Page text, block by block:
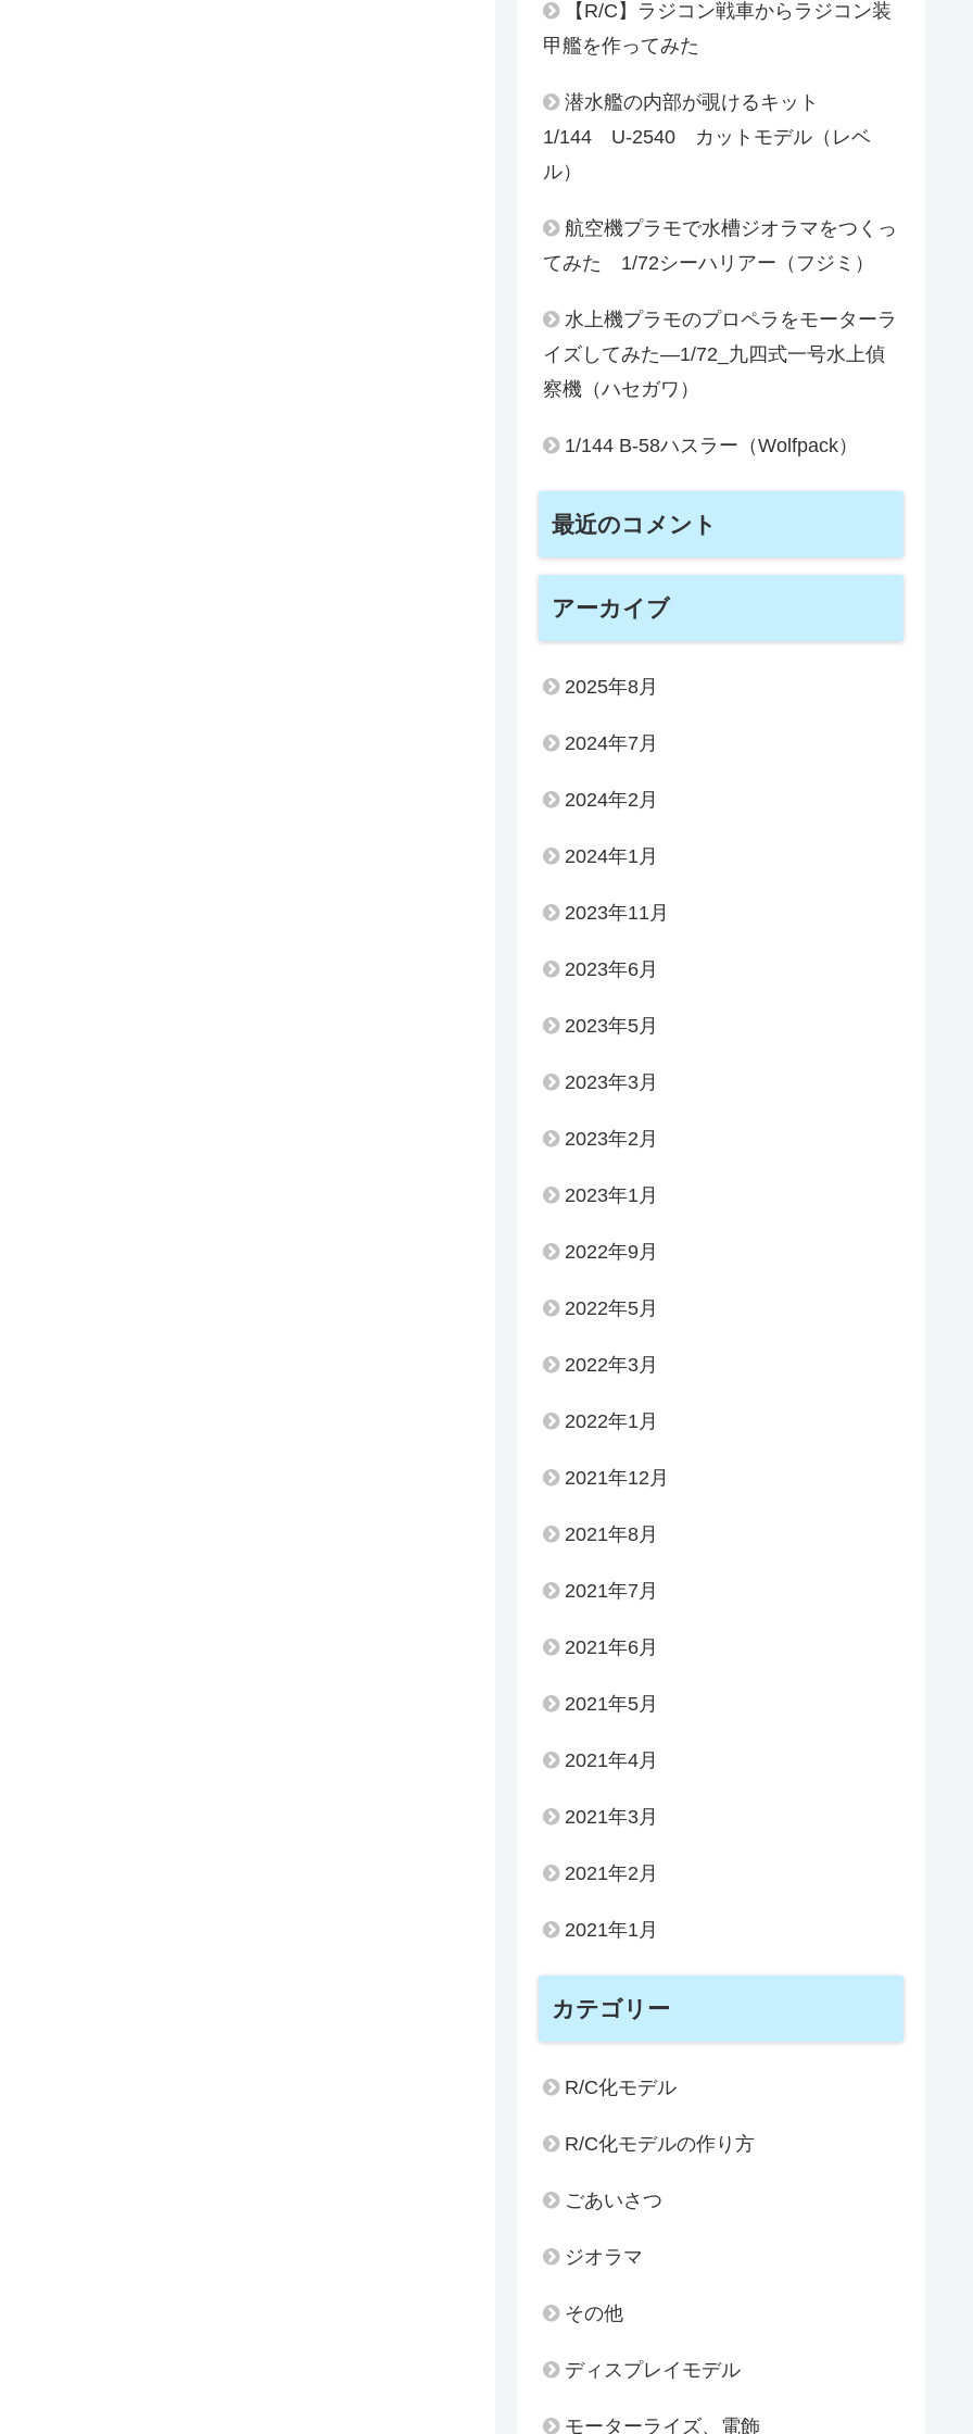
【R/C】ラジコン戦車からラジコン装
甲艦を作ってみた
潜水艦の内部が覗けるキット
1/144 U-2540 カットモデル（レベ
ル）
航空機プラモで水槽ジオラマをつくっ
てみた 1/72シーハリアー（フジミ）
水上機プラモのプロペラをモーターラ
イズしてみた―1/72_九四式一号水上偵
察機（ハセガワ）
1/144 B-58ハスラー（Wolfpack）
最近のコメント
アーカイブ
2025年8月
2024年7月
2024年2月
2024年1月
2023年11月
2023年6月
2023年5月
2023年3月
2023年2月
2023年1月
2022年9月
2022年5月
2022年3月
2022年1月
2021年12月
2021年8月
2021年7月
2021年6月
2021年5月
2021年4月
2021年3月
2021年2月
2021年1月
カテゴリー
R/C化モデル
R/C化モデルの作り方
ごあいさつ
ジオラマ
その他
ディスプレイモデル
モーターライズ、電飾